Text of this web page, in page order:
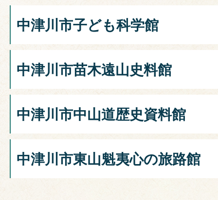
中津川市子ども科学館
中津川市苗木遠山史料館
中津川市中山道歴史資料館
中津川市東山魁夷心の旅路館